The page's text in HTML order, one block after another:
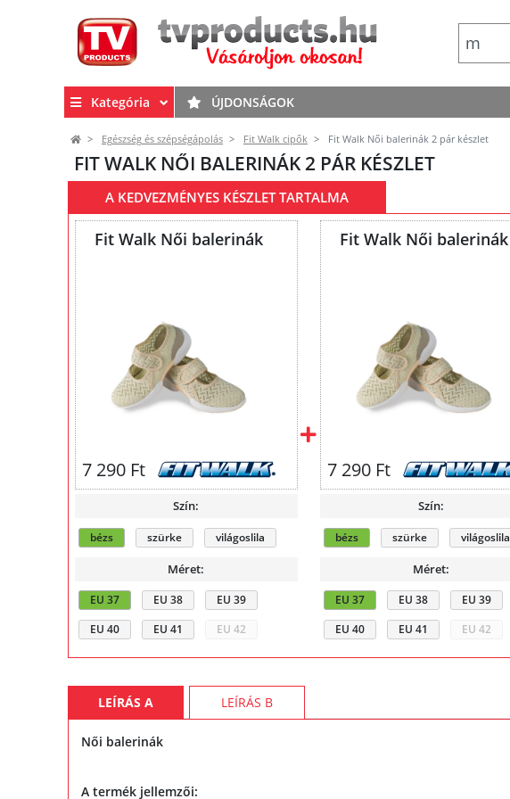
Kategória ÚJDONSÁGOK
Egészség és szépségápolás Fit Walk cipők Fit Walk Női balerinák 2 pár készlet
FIT WALK NŐI BALERINÁK 2 PÁR KÉSZLET
A KEDVEZMÉNYES KÉSZLET TARTALMA
Fit Walk Női balerinák
7 290 Ft
Szín:
bézs szürke világoslila
Méret:
EU 37 EU 38
EU 39
EU 40
EU 41 EU 42
Fit Walk Női balerinák
7 290 Ft
Szín:
bézs szürke világoslila
Méret:
EU 37 EU 38
EU 39
EU 40
EU 41 EU 42
LEÍRÁS A LEÍRÁS B
Női balerinák
A termék jellemzői: